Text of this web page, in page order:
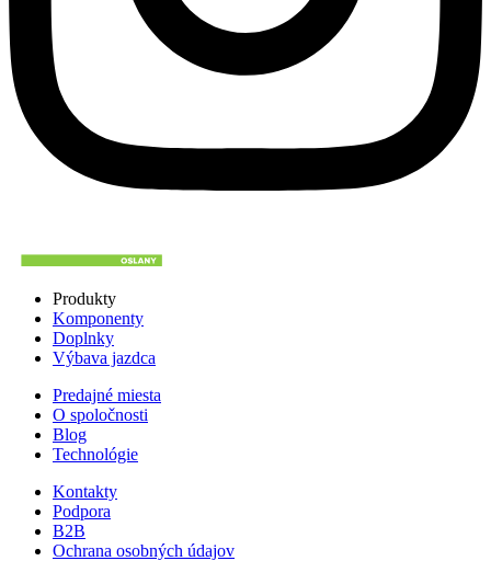
Produkty
Komponenty
Doplnky
Výbava jazdca
Predajné miesta
O spoločnosti
Blog
Technológie
Kontakty
Podpora
B2B
Ochrana osobných údajov